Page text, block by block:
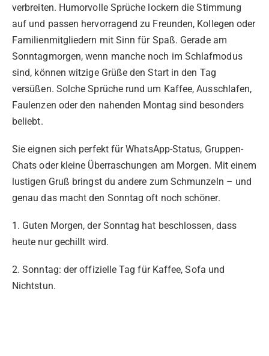
verbreiten. Humorvolle Sprüche lockern die Stimmung
auf und passen hervorragend zu Freunden, Kollegen oder
Familienmitgliedern mit Sinn für Spaß. Gerade am
Sonntagmorgen, wenn manche noch im Schlafmodus
sind, können witzige Grüße den Start in den Tag
versüßen. Solche Sprüche rund um Kaffee, Ausschlafen,
Faulenzen oder den nahenden Montag sind besonders
beliebt.
Sie eignen sich perfekt für WhatsApp-Status, Gruppen-
Chats oder kleine Überraschungen am Morgen. Mit einem
lustigen Gruß bringst du andere zum Schmunzeln – und
genau das macht den Sonntag oft noch schöner.
1. Guten Morgen, der Sonntag hat beschlossen, dass
heute nur gechillt wird.
2. Sonntag: der offizielle Tag für Kaffee, Sofa und
Nichtstun.